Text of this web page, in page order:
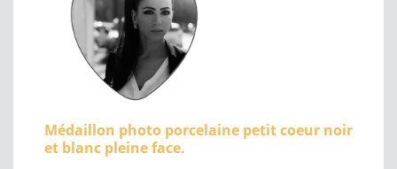
Médaillon photo porcelaine petit coeur noir
et blanc pleine face.